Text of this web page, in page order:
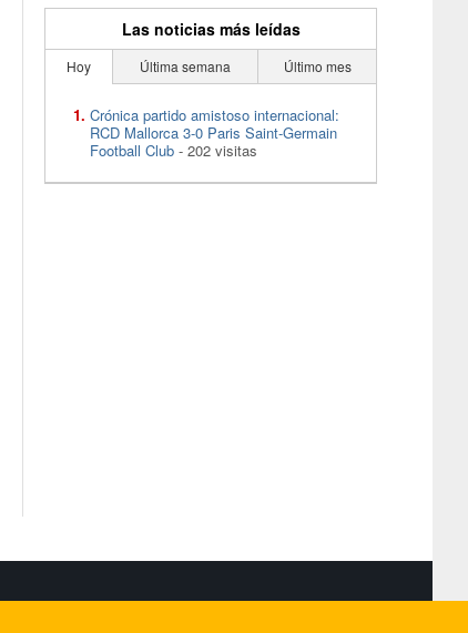
Las noticias más leídas
Hoy Última semana Último mes
Crónica partido amistoso internacional:
RCD Mallorca 3-0 Paris Saint-Germain
Football Club - 202 visitas